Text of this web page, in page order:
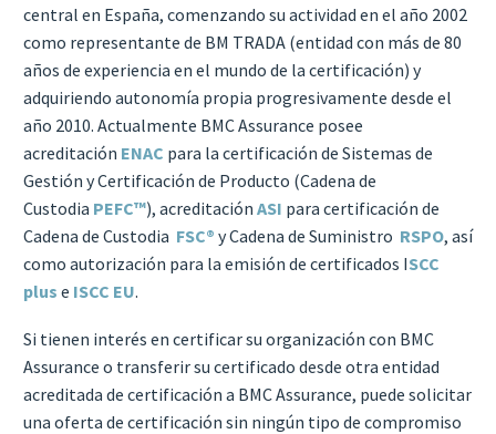
central en España, comenzando su actividad en el año 2002
como representante de BM TRADA (entidad con más de 80
años de experiencia en el mundo de la certificación) y
adquiriendo autonomía propia progresivamente desde el
año 2010. Actualmente BMC Assurance posee
acreditación ENAC para la certificación de Sistemas de
Gestión y Certificación de Producto (Cadena de
Custodia PEFC™), acreditación ASI para certificación de
Cadena de Custodia FSC® y Cadena de Suministro RSPO, así
como autorización para la emisión de certificados ISCC
plus e ISCC EU.
Si tienen interés en certificar su organización con BMC
Assurance o transferir su certificado desde otra entidad
acreditada de certificación a BMC Assurance, puede solicitar
una oferta de certificación sin ningún tipo de compromiso